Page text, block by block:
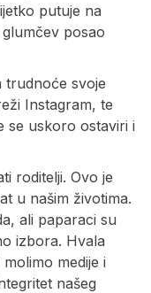
putuje na
posao
trudnoće svoje
Instagram, te
se uskoro ostaviri i
roditelji. Ovo je
u našim životima.
ali paparaci su
izbora. Hvala
medije i
našeg